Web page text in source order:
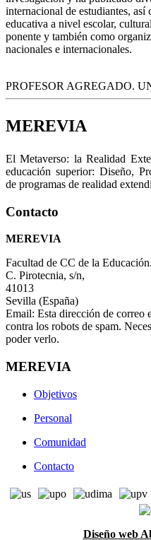
internacional de estudiantes, así
educativa a nivel escolar,
ponente y también como
nacionales e internacionales.
PROFESOR AGREGADO.
MEREVIA
El Metaverso: la Realidad
educación superior: Diseño,
de programas de realidad
Contacto
MEREVIA
Facultad de CC de la Educación.
C. Pirotecnia, s/n,
41013
Sevilla (España)
Email: Esta dirección de correo
contra los robots de spam.
poder verlo.
MEREVIA
Objetivos
Personal
Comunidad
Contacto
Diseño web